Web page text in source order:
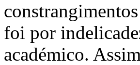
foi por
académico.